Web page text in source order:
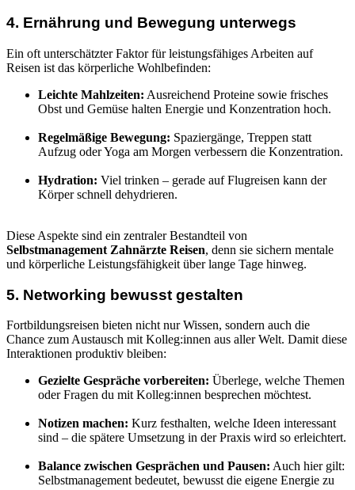
4. Ernährung und Bewegung unterwegs
Ein oft unterschätzter Faktor für leistungsfähiges Arbeiten auf
Reisen ist das körperliche Wohlbefinden:
Leichte Mahlzeiten: Ausreichend Proteine sowie frisches
Obst und Gemüse halten Energie und Konzentration hoch.
Regelmäßige Bewegung: Spaziergänge, Treppen statt
Aufzug oder Yoga am Morgen verbessern die Konzentration.
Hydration: Viel trinken – gerade auf Flugreisen kann der
Körper schnell dehydrieren.
Diese Aspekte sind ein zentraler Bestandteil von
Selbstmanagement Zahnärzte Reisen, denn sie sichern mentale
und körperliche Leistungsfähigkeit über lange Tage hinweg.
5. Networking bewusst gestalten
Fortbildungsreisen bieten nicht nur Wissen, sondern auch die
Chance zum Austausch mit Kolleg:innen aus aller Welt. Damit diese
Interaktionen produktiv bleiben:
Gezielte Gespräche vorbereiten: Überlege, welche Themen
oder Fragen du mit Kolleg:innen besprechen möchtest.
Notizen machen: Kurz festhalten, welche Ideen interessant
sind – die spätere Umsetzung in der Praxis wird so erleichtert.
Balance zwischen Gesprächen und Pausen: Auch hier gilt:
Selbstmanagement bedeutet, bewusst die eigene Energie zu